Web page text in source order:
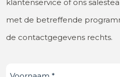
klantenservice of ons
met de betreffende
de contactgegevens rechts.
Voornaam (Vereist)